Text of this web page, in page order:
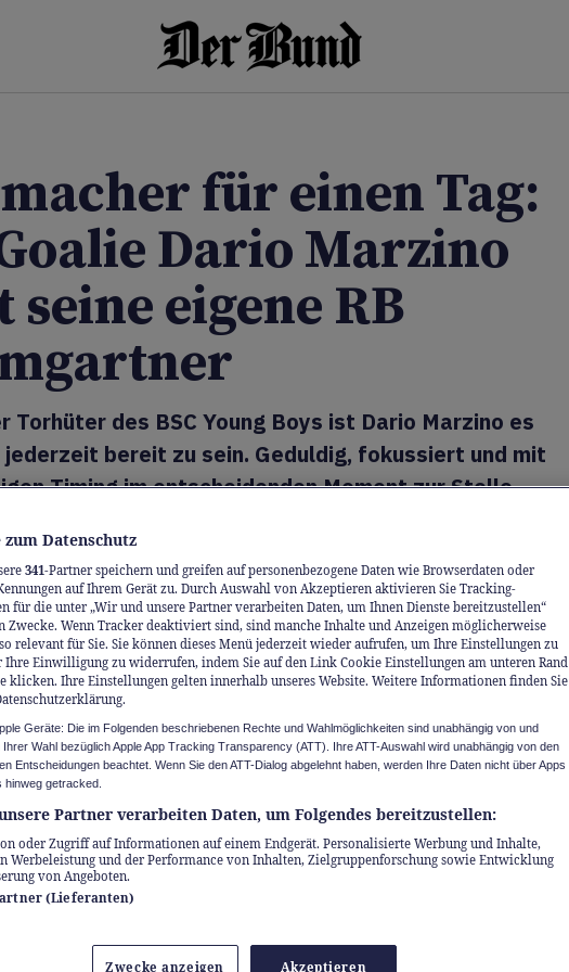
für einen Tag:
Dario Marzino
seine eigene RB
Torhüter des BSC Young Boys ist Dario Marzino es
bereit zu sein. Geduldig, fokussiert und mit
Timing im entscheidenden Moment zur Stelle –
in der Welt der Uhrmacherkunst.
Datenschutz
341-Partner speichern und greifen auf personenbezogene Daten wie Browserdaten oder
auf Ihrem Gerät zu. Durch Auswahl von Akzeptieren aktivieren Sie Tracking-
für die unter „Wir und unsere Partner verarbeiten Daten, um Ihnen Dienste bereitzustellen“
Zwecke. Wenn Tracker deaktiviert sind, sind manche Inhalte und Anzeigen möglicherweise
relevant für Sie. Sie können dieses Menü jederzeit wieder aufrufen, um Ihre Einstellungen zu
Ihre Einwilligung zu widerrufen, indem Sie auf den Link Cookie Einstellungen am unteren Rand
klicken. Ihre Einstellungen gelten innerhalb unseres Website. Weitere Informationen finden Sie
Geräte: Die im Folgenden beschriebenen Rechte und Wahlmöglichkeiten sind unabhängig von und
Wahl bezüglich Apple App Tracking Transparency (ATT). Ihre ATT-Auswahl wird unabhängig von den
Entscheidungen beachtet. Wenn Sie den ATT-Dialog abgelehnt haben, werden Ihre Daten nicht über Apps
hinweg getracked.
Partner verarbeiten Daten, um Folgendes bereitzustellen:
oder Zugriff auf Informationen auf einem Endgerät. Personalisierte Werbung und Inhalte,
Werbeleistung und der Performance von Inhalten, Zielgruppenforschung sowie Entwicklung
von Angeboten.
(Lieferanten)
Zwecke anzeigen Akzeptieren